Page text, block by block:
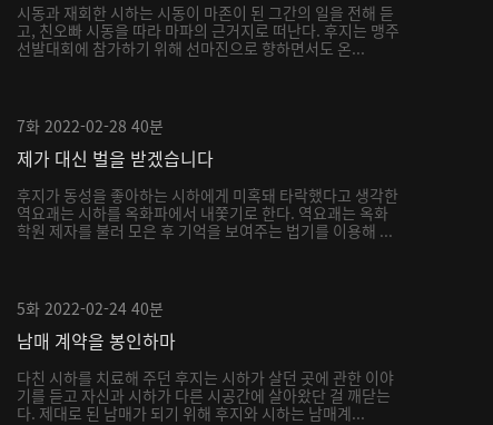
시동과 재회한 시하는 시동이 마존이 된 그간의 일을 전해 듣
고, 친오빠 시동을 따라 마파의 근거지로 떠난다. 후지는 맹주
선발대회에 참가하기 위해 선마진으로 향하면서도 온...
7화 2022-02-28 40분
제가 대신 벌을 받겠습니다
후지가 동성을 좋아하는 시하에게 미혹돼 타락했다고 생각한
역요괘는 시하를 옥화파에서 내쫓기로 한다. 역요괘는 옥화
학원 제자를 불러 모은 후 기억을 보여주는 법기를 이용해 ...
5화 2022-02-24 40분
남매 계약을 봉인하마
다친 시하를 치료해 주던 후지는 시하가 살던 곳에 관한 이야
기를 듣고 자신과 시하가 다른 시공간에 살아왔단 걸 깨닫는
다. 제대로 된 남매가 되기 위해 후지와 시하는 남매계...